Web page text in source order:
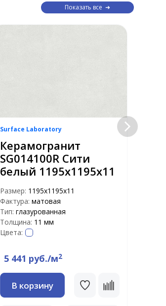
Показать все
Surface Laboratory
Керамогранит
SG014100R Сити
белый 1195х1195х11
Размер: 1195х1195х11
Фактура: матовая
Тип: глазурованная
Толщина: 11 мм
Цвета:
5 441 руб./м2
В корзину